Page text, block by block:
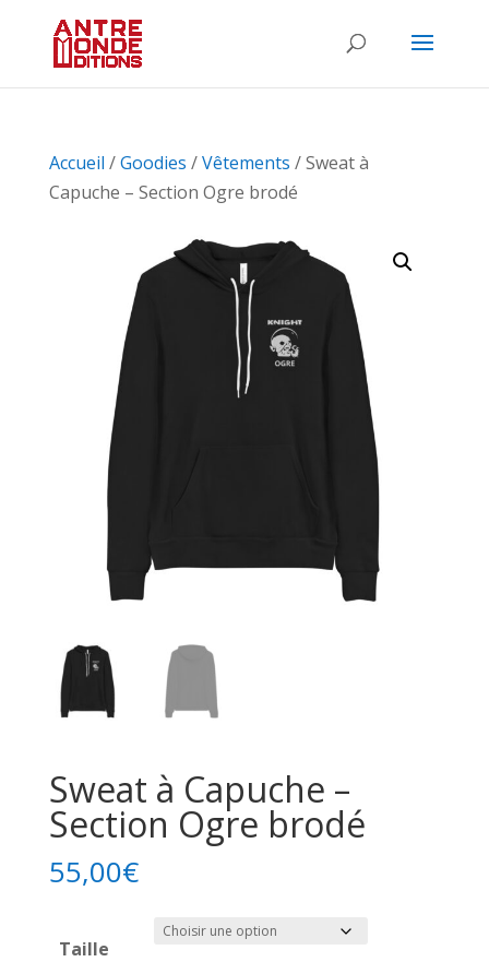
Accueil /Goodies /Vêtements / Sweat à
Capuche – Section Ogre brodé
Sweat à Capuche –
Section Ogre brodé
55,00€
Taille